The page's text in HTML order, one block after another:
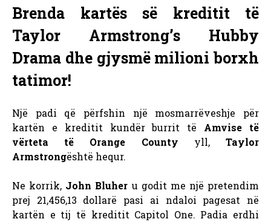
Brenda kartës së kreditit të
Taylor Armstrong’s Hubby
Drama dhe gjysmë milioni borxh
tatimor!
Një padi që përfshin një mosmarrëveshje për
kartën e kreditit kundër burrit të Amvise të
vërteta të Orange County yll,Taylor
Armstrongështë hequr.
Ne korrik, John Bluher u godit me një pretendim
prej 21,456,13 dollarë pasi ai ndaloi pagesat në
kartën e tij të kreditit Capitol One. Padia erdhi